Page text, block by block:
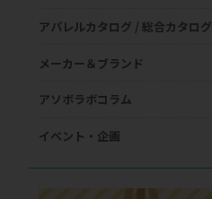
アパレルカタログ / 総合カタログ
メーカー＆ブランド
アソボラボコラム
イベント・企画